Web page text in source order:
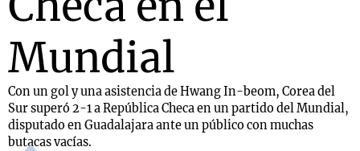
Mundial
Con un gol y una asistencia de Hwang In-beom, Corea del
Sur superó 2-1 a República Checa en un partido del Mundial,
disputado en Guadalajara ante un público con muchas
butacas vacías.